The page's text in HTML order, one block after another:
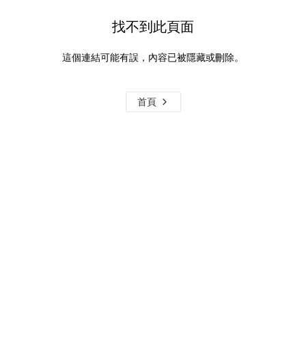
找不到此頁面
這個連結可能有誤，內容已被隱藏或刪除。
首頁